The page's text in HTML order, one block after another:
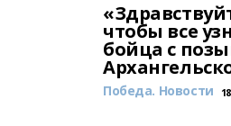
чтобы все
бойца с
Победа. Новости